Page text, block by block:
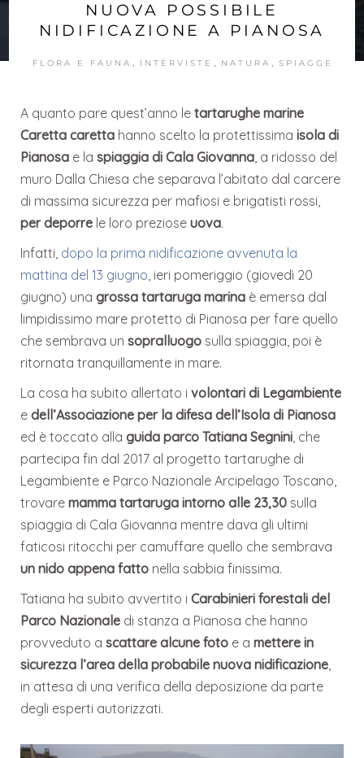
NUOVA POSSIBILE
NIDIFICAZIONE A PIANOSA
FLORA E FAUNA , INTERVISTE , NATURA , SPIAGGE
A quanto pare quest’anno letartarughe marine
Caretta caretta hanno scelto la protettissimaisola di
Pianosa e laspiaggia di Cala Giovanna, a ridosso del
muro Dalla Chiesa che separava l’abitato dal carcere
di massima sicurezza per mafiosi e brigatisti rossi,
per deporre le loro prezioseuova.
Infatti, dopo la prima nidificazione avvenuta la
mattina del 13 giugno, ieri pomeriggio (giovedì 20
giugno) unagrossa tartaruga marina è emersa dal
limpidissimo mare protetto di Pianosa per fare quello
che sembrava unsopralluogo sulla spiaggia, poi è
ritornata tranquillamente in mare.
La cosa ha subito allertato ivolontari di Legambiente
edell’Associazione per la difesa dell’Isola di Pianosa
ed è toccato allaguida parco Tatiana Segnini, che
partecipa fin dal 2017 al progetto tartarughe di
Legambiente e Parco Nazionale Arcipelago Toscano,
trovaremamma tartaruga intorno alle 23,30 sulla
spiaggia di Cala Giovanna mentre dava gli ultimi
faticosi ritocchi per camuffare quello che sembrava
un nido appena fatto nella sabbia finissima.
Tatiana ha subito avvertito iCarabinieri forestali del
Parco Nazionale di stanza a Pianosa che hanno
provveduto ascattare alcune foto e amettere in
sicurezza l’area della probabile nuova nidificazione,
in attesa di una verifica della deposizione da parte
degli esperti autorizzati.